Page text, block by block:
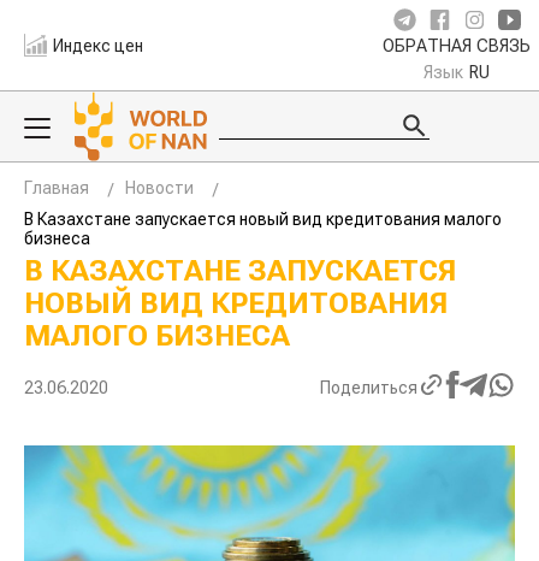
Индекс цен ОБРАТНАЯ СВЯЗЬ
Язык RU
Главная
Новости
В Казахстане запускается новый вид кредитования малого
бизнеса
В КАЗАХСТАНЕ ЗАПУСКАЕТСЯ
НОВЫЙ ВИД КРЕДИТОВАНИЯ
МАЛОГО БИЗНЕСА
23.06.2020 Поделиться